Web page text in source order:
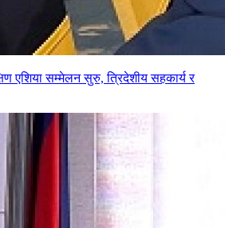
एशिया सम्मेलन सुरु, त्रिदेशीय सहकार्य र